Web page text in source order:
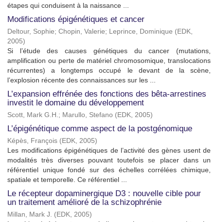
étapes qui conduisent à la naissance ...
Modifications épigénétiques et cancer
Deltour, Sophie; Chopin, Valerie; Leprince, Dominique (EDK,
2005)
Si l’étude des causes génétiques du cancer (mutations,
amplification ou perte de matériel chromosomique, translocations
récurrentes) a longtemps occupé le devant de la scène,
l’explosion récente des connaissances sur les ...
L’expansion effrénée des fonctions des bêta-arrestines
investit le domaine du développement
Scott, Mark G.H.; Marullo, Stefano (EDK, 2005)
L’épigénétique comme aspect de la postgénomique
Képès, François (EDK, 2005)
Les modifications épigénétiques de l’activité des gènes usent de
modalités très diverses pouvant toutefois se placer dans un
référentiel unique fondé sur des échelles corrélées chimique,
spatiale et temporelle. Ce référentiel ...
Le récepteur dopaminergique D3 : nouvelle cible pour
un traitement amélioré de la schizophrénie
Millan, Mark J. (EDK, 2005)